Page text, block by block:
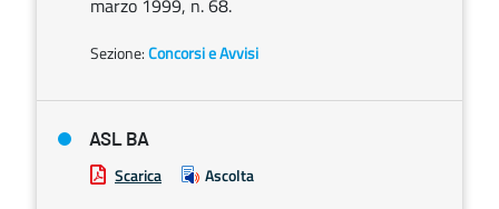
marzo 1999, n. 68.
Sezione:Concorsi e Avvisi
ASL BA
Scarica Ascolta